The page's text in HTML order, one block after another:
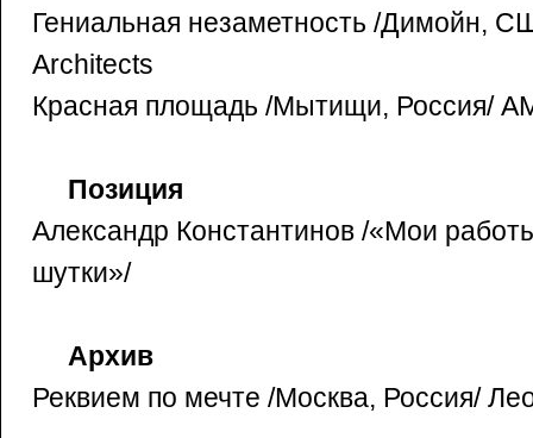
Гениальная незаметность /Димойн,
Architects
Красная площадь /Мытищи, Россия/
Позиция
Александр Константинов /«Мои
шутки»/
Архив
Реквием по мечте /Москва, Россия/